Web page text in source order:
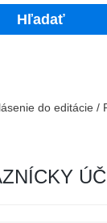
Hľadať
do editácie /